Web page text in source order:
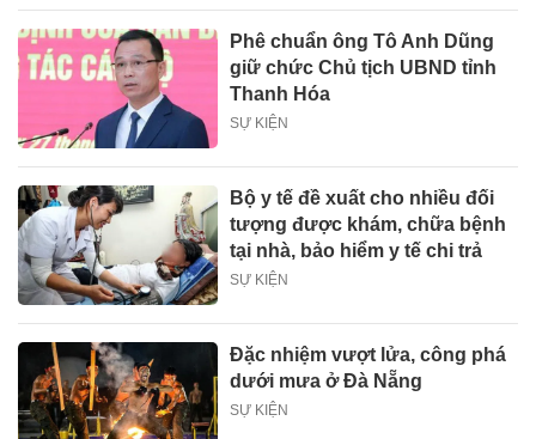
Phê chuẩn ông Tô Anh Dũng
giữ chức Chủ tịch UBND tỉnh
Thanh Hóa
SỰ KIỆN
Bộ y tế đề xuất cho nhiều đối
tượng được khám, chữa bệnh
tại nhà, bảo hiểm y tế chi trả
SỰ KIỆN
Đặc nhiệm vượt lửa, công phá
dưới mưa ở Đà Nẵng
SỰ KIỆN